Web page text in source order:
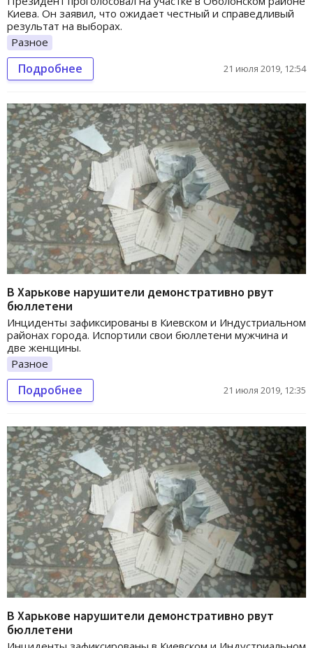
Киева. Он заявил, что ожидает честный и справедливый
результат на выборах.
Разное
Подробнее 21 июля 2019, 12:54
В Харькове нарушители демонстративно рвут
бюллетени
Инциденты зафиксированы в Киевском и Индустриальном
районах города. Испортили свои бюллетени мужчина и
две женщины.
Разное
Подробнее 21 июля 2019, 12:35
В Харькове нарушители демонстративно рвут
бюллетени